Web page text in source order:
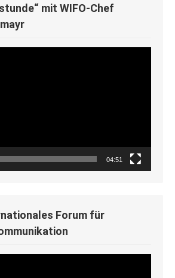
mit WIFO-Chef
04:51
Forum für